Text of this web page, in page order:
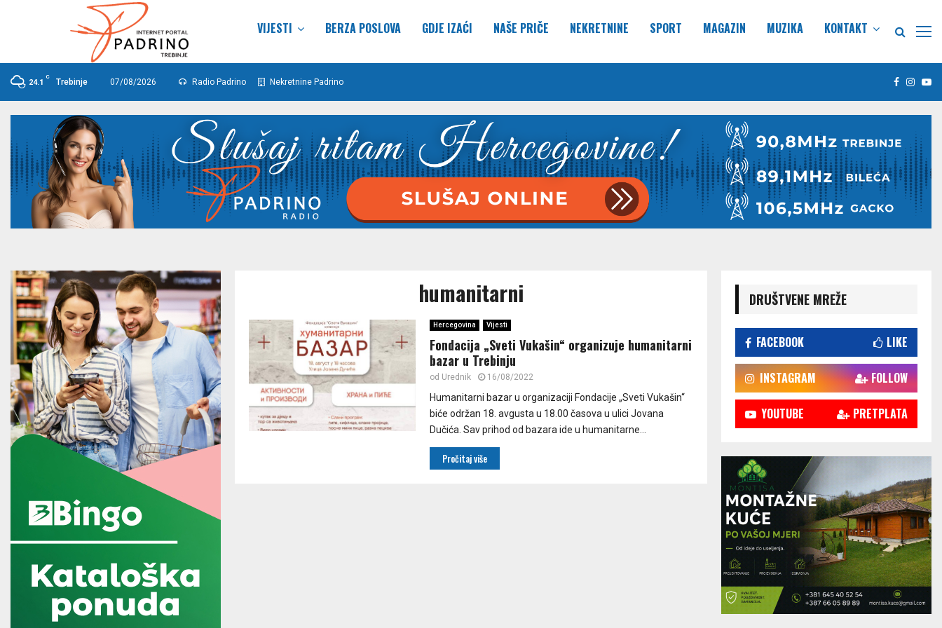
VIJESTI BERZA POSLOVA GDJE IZAĆI NAŠE PRIČE NEKRETNINE SPORT MAGAZIN MUZIKA KONTAKT
24.1
C
Trebinje 07/08/2026 Radio Padrino Nekretnine Padrino Facebook
humanitarni
Hercegovina Vijesti
Fondacija „Sveti Vukašin“ organizuje humanitarni
bazar u Trebinju
od Urednik 16/08/2022
Humanitarni bazar u organizaciji Fondacije „Sveti Vukašin“
biće održan 18. avgusta u 18.00 časova u ulici Jovana
Dučića. Sav prihod od bazara ide u humanitarne...
Pročitaj više
DRUŠTVENE MREŽE
FACEBOOK LIKE
INSTAGRAM FOLLOW
YOUTUBE PRETPLATA